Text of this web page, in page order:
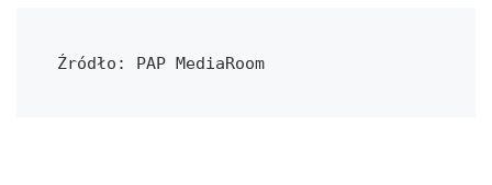
Źródło: PAP MediaRoom